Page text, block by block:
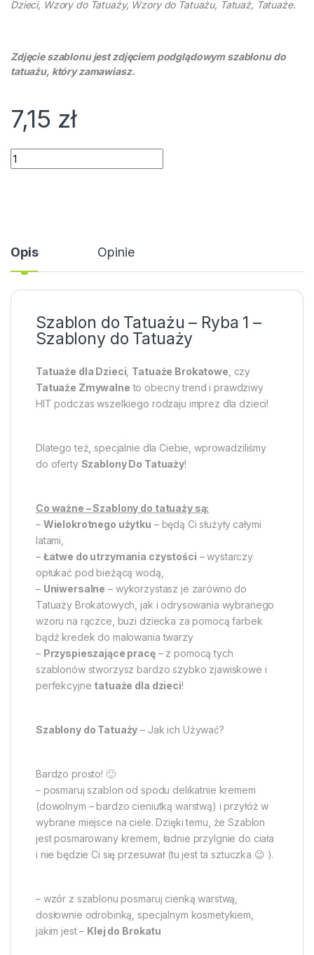
Dzieci, Wzory do Tatuaży, Wzory do Tatuażu, Tatuaż, Tatuaże.
Zdjęcie szablonu jest zdjęciem podglądowym szablonu do
tatuażu, który zamawiasz.
7,15 zł
Ilość
Opis Opinie
Szablon do Tatuażu – Ryba 1 –
Szablony do Tatuaży
Tatuaże dla Dzieci Tatuaże Brokatowe , czy
Tatuaże Zmywalne to obecny trend i prawdziwy
HIT podczas wszelkiego rodzaju imprez dla dzieci!
Dlatego też, specjalnie dla Ciebie, wprowadziliśmy
do oferty Szablony Do Tatuaży!
Co ważne – Szablony do tatuaży są:
– Wielokrotnego użytku – będą Ci służyły całymi
latami,
– Łatwe do utrzymania czystości – wystarczy
opłukać pod bieżącą wodą,
– Uniwersalne – wykorzystasz je zarówno do
Tatuaży Brokatowych, jak i odrysowania wybranego
wzoru na rączce, buzi dziecka za pomocą farbek
bądź kredek do malowania twarzy
– Przyspieszające pracę– z pomocą tych
szablonów stworzysz bardzo szybko zjawiskowe i
perfekcyjne tatuaże dla dzieci!
Szablony do Tatuaży – Jak ich Używać?
Bardzo prosto! 🙂
– posmaruj szablon od spodu delikatnie kremem
(dowolnym – bardzo cieniutką warstwą) i przyłóż w
wybrane miejsce na ciele. Dzięki temu, że Szablon
jest posmarowany kremem, ładnie przylgnie do ciała
i nie będzie Ci się przesuwał (tu jest ta sztuczka 😉 ).
– wzór z szablonu posmaruj cienką warstwą,
dosłownie odrobinką, specjalnym kosmetykiem,
jakim jest – Klej do Brokatu